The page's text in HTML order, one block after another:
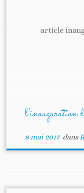
article
l’inauguration
8 mai 2017dans